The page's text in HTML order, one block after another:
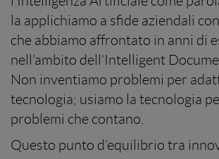
la applichiamo a sfide aziendali
che abbiamo affrontato in anni di
nell’ambito dell’Intelligent
Non inventiamo problemi per
tecnologia; usiamo la tecnologia
problemi che contano.
Questo punto d’equilibrio tra